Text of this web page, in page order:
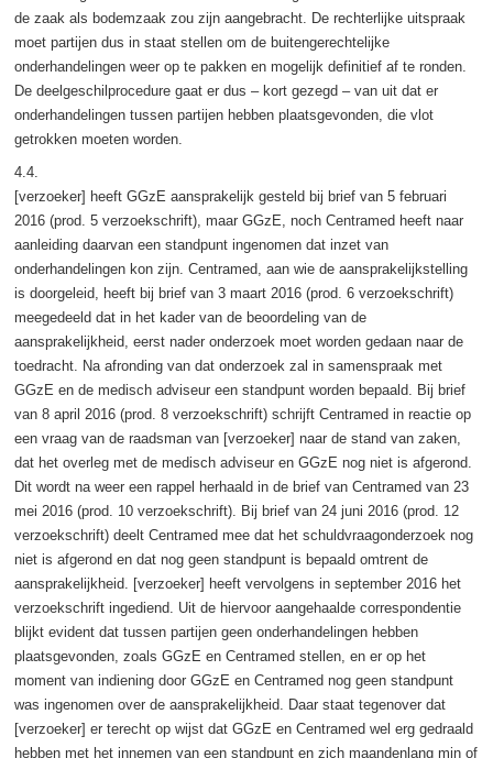
de zaak als bodemzaak zou zijn aangebracht. De rechterlijke uitspraak
moet partijen dus in staat stellen om de buitengerechtelijke
onderhandelingen weer op te pakken en mogelijk definitief af te ronden.
De deelgeschilprocedure gaat er dus – kort gezegd – van uit dat er
onderhandelingen tussen partijen hebben plaatsgevonden, die vlot
getrokken moeten worden.
4.4.
[verzoeker] heeft GGzE aansprakelijk gesteld bij brief van 5 februari
2016 (prod. 5 verzoekschrift), maar GGzE, noch Centramed heeft naar
aanleiding daarvan een standpunt ingenomen dat inzet van
onderhandelingen kon zijn. Centramed, aan wie de aansprakelijkstelling
is doorgeleid, heeft bij brief van 3 maart 2016 (prod. 6 verzoekschrift)
meegedeeld dat in het kader van de beoordeling van de
aansprakelijkheid, eerst nader onderzoek moet worden gedaan naar de
toedracht. Na afronding van dat onderzoek zal in samenspraak met
GGzE en de medisch adviseur een standpunt worden bepaald. Bij brief
van 8 april 2016 (prod. 8 verzoekschrift) schrijft Centramed in reactie op
een vraag van de raadsman van [verzoeker] naar de stand van zaken,
dat het overleg met de medisch adviseur en GGzE nog niet is afgerond.
Dit wordt na weer een rappel herhaald in de brief van Centramed van 23
mei 2016 (prod. 10 verzoekschrift). Bij brief van 24 juni 2016 (prod. 12
verzoekschrift) deelt Centramed mee dat het schuldvraagonderzoek nog
niet is afgerond en dat nog geen standpunt is bepaald omtrent de
aansprakelijkheid. [verzoeker] heeft vervolgens in september 2016 het
verzoekschrift ingediend. Uit de hiervoor aangehaalde correspondentie
blijkt evident dat tussen partijen geen onderhandelingen hebben
plaatsgevonden, zoals GGzE en Centramed stellen, en er op het
moment van indiening door GGzE en Centramed nog geen standpunt
was ingenomen over de aansprakelijkheid. Daar staat tegenover dat
[verzoeker] er terecht op wijst dat GGzE en Centramed wel erg gedraald
hebben met het innemen van een standpunt en zich maandenlang min of